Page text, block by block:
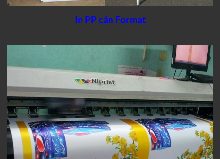
In PP cán Format